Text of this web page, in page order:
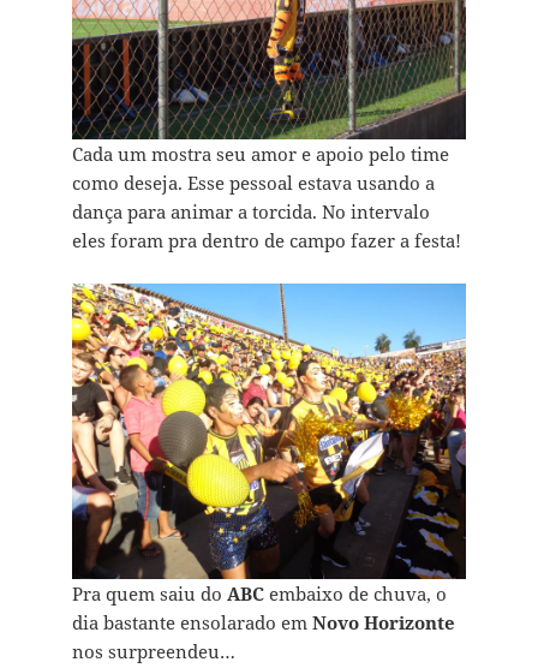
Cada um mostra seu amor e apoio pelo time
como deseja. Esse pessoal estava usando a
dança para animar a torcida. No intervalo
eles foram pra dentro de campo fazer a festa!
Pra quem saiu do ABCembaixo de chuva, o
dia bastante ensolarado em Novo Horizonte
nos surpreendeu…